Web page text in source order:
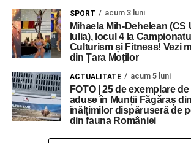
SPORT acum 3 luni
Mihaela Mih-Dehelean (CS
Iulia), locul 4 la
Culturism și Fitness! Vezi
din Țara Moților
ACTUALITATE acum 5 luni
FOTO | 25 de exemplare
aduse în Munții Făgăraș
înălțimilor dispăruseră de
din fauna României